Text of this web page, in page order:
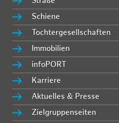
Schiene
Tochtergesellschaften
Immobilien
infoPORT
Karriere
Aktuelles & Presse
Zielgruppenseiten